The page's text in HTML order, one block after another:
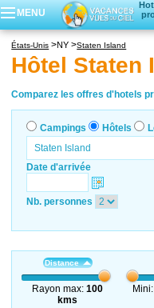
MENU
États-Unis NY Staten Island
Hôtel Staten
Comparez les offres d'hotels
Campings Hôtels
Date d'arrivée
Nb. personnes
Distance
Rayon max:100
kms
Mini: